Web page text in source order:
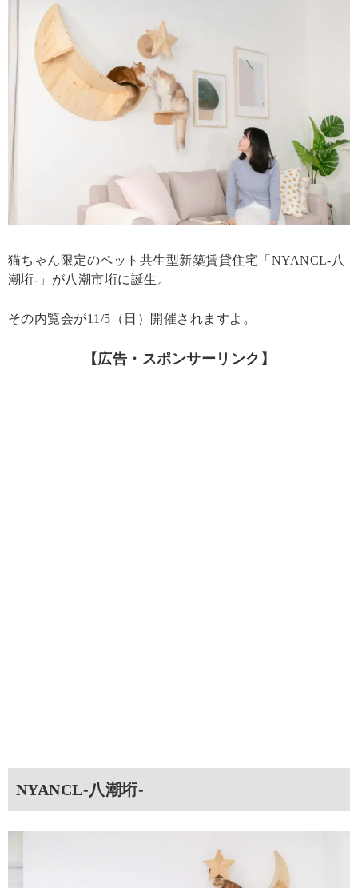
猫ちゃん限定のペット共生型新築賃貸住宅「NYANCL-八
潮垳-」が八潮市垳に誕生。
その内覧会が11/5（日）開催されますよ。
【広告・スポンサーリンク】
NYANCL-八潮垳-